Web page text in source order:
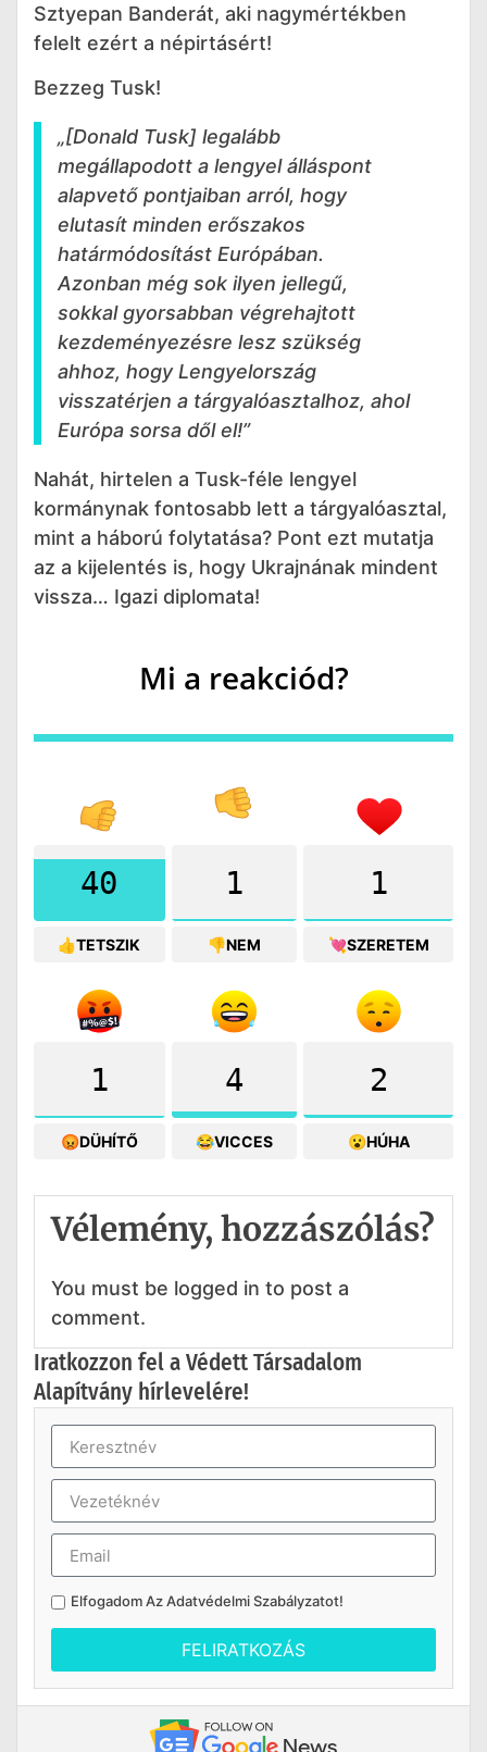
Sztyepan Banderát, aki nagymértékben
felelt ezért a népirtásért!
Bezzeg Tusk!
„[Donald Tusk] legalább
megállapodott a lengyel álláspont
alapvető pontjaiban arról, hogy
elutasít minden erőszakos
határmódosítást Európában.
Azonban még sok ilyen jellegű,
sokkal gyorsabban végrehajtott
kezdeményezésre lesz szükség
ahhoz, hogy Lengyelország
visszatérjen a tárgyalóasztalhoz, ahol
Európa sorsa dől el!”
Nahát, hirtelen a Tusk-féle lengyel
kormánynak fontosabb lett a tárgyalóasztal,
mint a háború folytatása? Pont ezt mutatja
az a kijelentés is, hogy Ukrajnának mindent
vissza… Igazi diplomata!
Mi a reakciód?
40
👍TETSZIK
1
👎NEM
1
💘SZERETEM
1
😡DÜHÍTŐ
4
😂VICCES
2
😮HÚHA
Vélemény, hozzászólás?
You must be logged in to post a
comment.
Iratkozzon fel a Védett Társadalom
Alapítvány hírlevelére!
Elfogadom AzAdatvédelmi Szabályzatot!
FELIRATKOZÁS